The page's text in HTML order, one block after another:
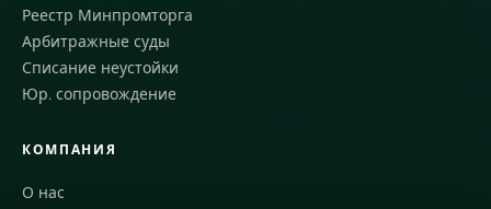
Реестр Минпромторга
Арбитражные суды
Списание неустойки
Юр. сопровождение
КОМПАНИЯ
О нас